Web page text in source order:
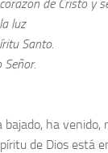
de Cristo y
luz
Santo.
Señor.
bajado, ha venido,
de Dios está